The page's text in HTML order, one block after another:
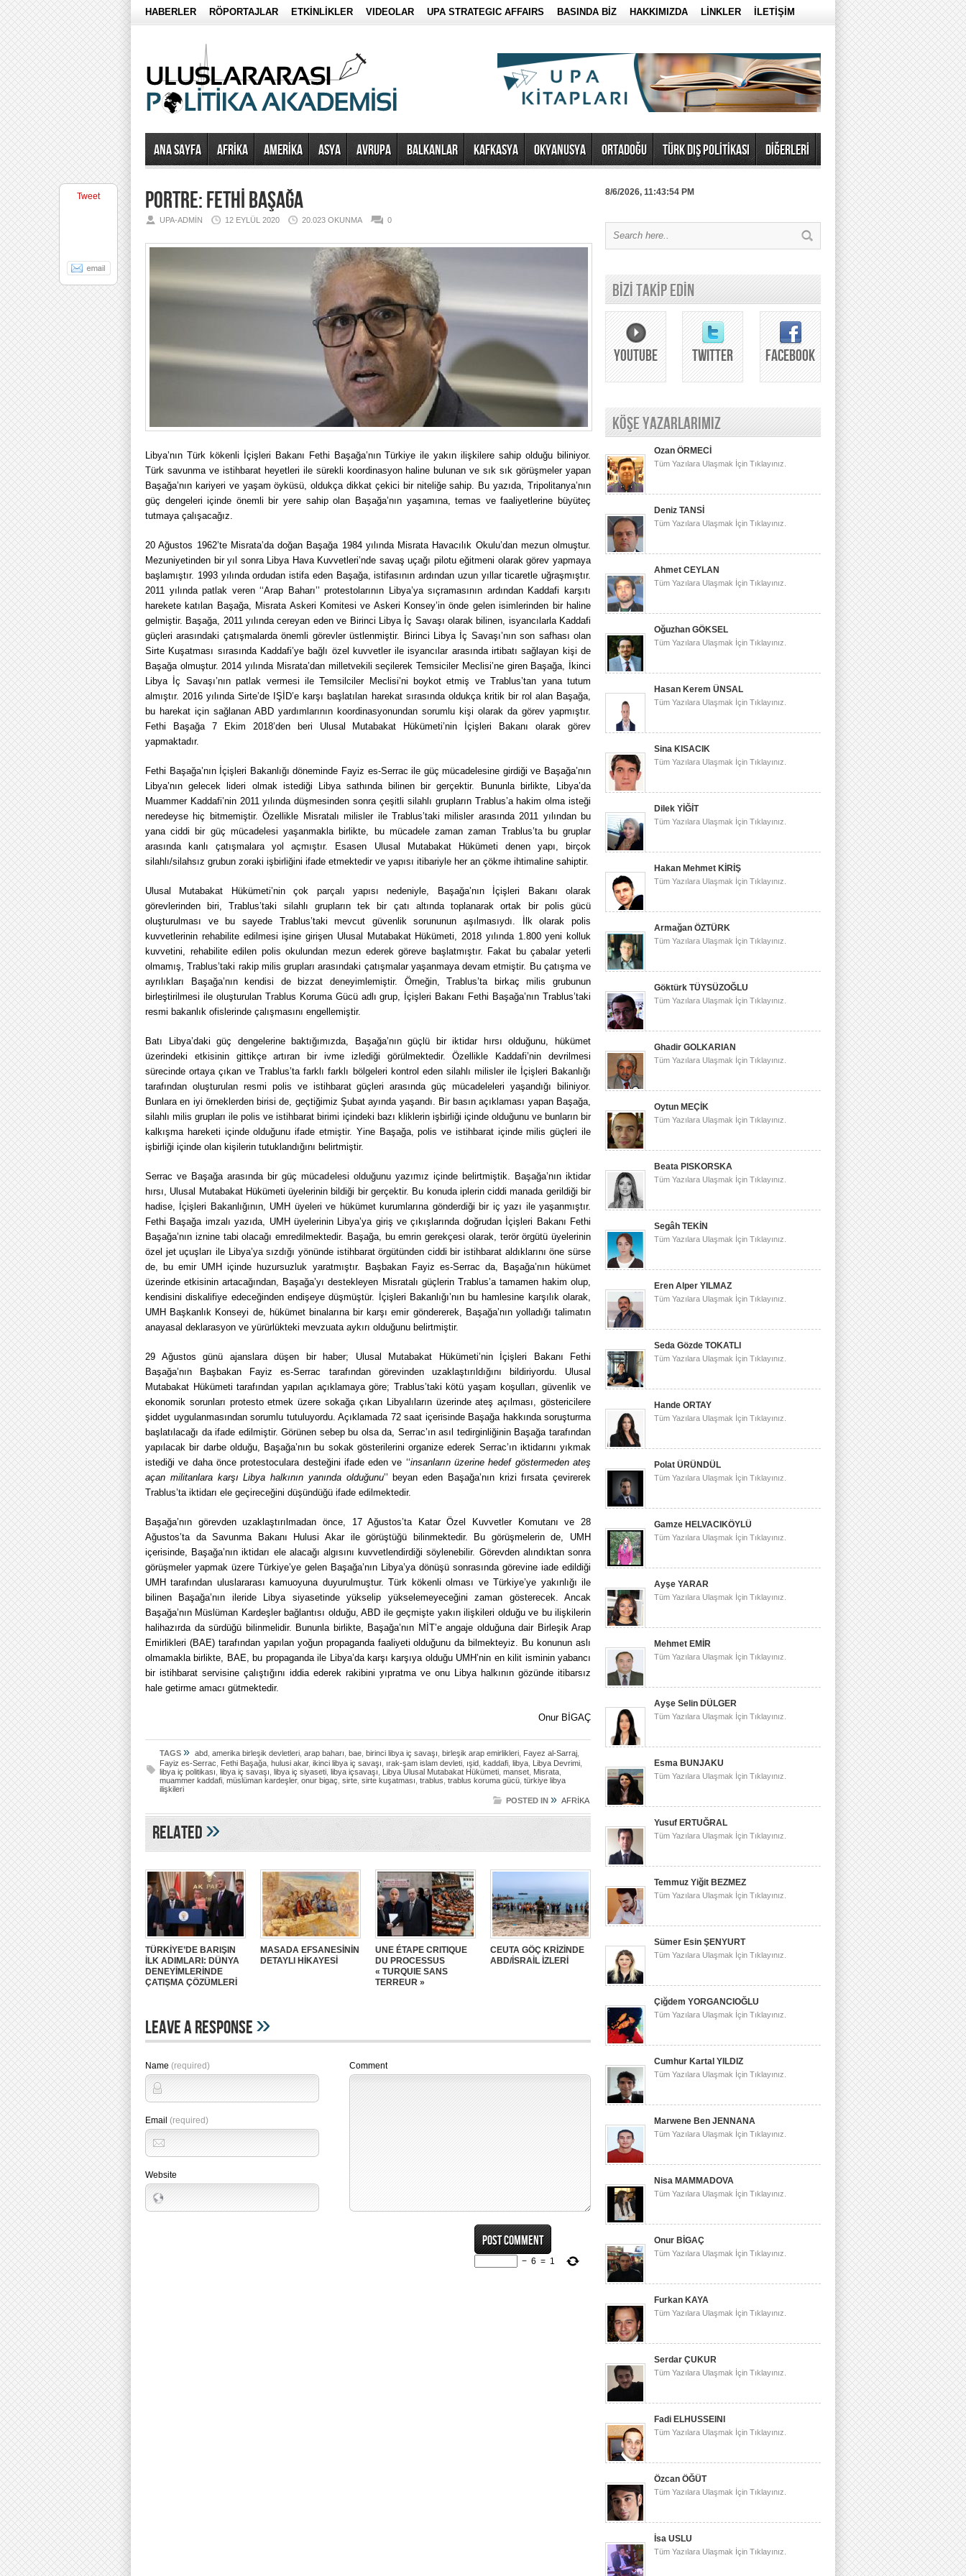
HABERLER RÖPORTAJLAR ETKİNLİKLER VIDEOLAR UPA STRATEGIC AFFAIRS BASINDA BİZ HAKKIMIZDA LİNKLER İLETİŞİM
Ana Sayfa AFRİKA AMERİKA ASYA AVRUPA BALKANLAR KAFKASYA OKYANUSYA ORTADOĞU TÜRK DIŞ POLİTİKASI DİĞERLERİ
PORTRE: FETHİ BAŞAĞA
UPA-ADMIN 12 EYLÜL 2020 20.023 OKUNMA 0
Libya’nın Türk kökenli İçişleri Bakanı Fethi Başağa’nın Türkiye ile yakın ilişkilere sahip olduğu biliniyor.
Türk savunma ve istihbarat heyetleri ile sürekli koordinasyon haline bulunan ve sık sık görüşmeler yapan
Başağa’nın kariyeri ve yaşam öyküsü, oldukça dikkat çekici bir niteliğe sahip. Bu yazıda, Tripolitanya’nın
güç dengeleri içinde önemli bir yere sahip olan Başağa’nın yaşamına, temas ve faaliyetlerine büyüteç
tutmaya çalışacağız.
20 Ağustos 1962’te Misrata’da doğan Başağa 1984 yılında Misrata Havacılık Okulu’dan mezun olmuştur.
Mezuniyetinden bir yıl sonra Libya Hava Kuvvetleri’nde savaş uçağı pilotu eğitmeni olarak görev yapmaya
başlamıştır. 1993 yılında ordudan istifa eden Başağa, istifasının ardından uzun yıllar ticaretle uğraşmıştır.
2011 yılında patlak veren ‘‘Arap Baharı’’ protestolarının Libya’ya sıçramasının ardından Kaddafi karşıtı
harekete katılan Başağa, Misrata Askeri Komitesi ve Askeri Konsey’in önde gelen isimlerinden bir haline
gelmiştir. Başağa, 2011 yılında cereyan eden ve Birinci Libya İç Savaşı olarak bilinen, isyancılarla Kaddafi
güçleri arasındaki çatışmalarda önemli görevler üstlenmiştir. Birinci Libya İç Savaşı’nın son safhası olan
Sirte Kuşatması sırasında Kaddafi’ye bağlı özel kuvvetler ile isyancılar arasında irtibatı sağlayan kişi de
Başağa olmuştur. 2014 yılında Misrata’dan milletvekili seçilerek Temsiciler Meclisi’ne giren Başağa, İkinci
Libya İç Savaşı’nın patlak vermesi ile Temsilciler Meclisi’ni boykot etmiş ve Trablus’tan yana tutum
almıştır. 2016 yılında Sirte’de IŞİD’e karşı başlatılan harekat sırasında oldukça kritik bir rol alan Başağa,
bu harekat için sağlanan ABD yardımlarının koordinasyonundan sorumlu kişi olarak da görev yapmıştır.
Fethi Başağa 7 Ekim 2018’den beri Ulusal Mutabakat Hükümeti’nin İçişleri Bakanı olarak görev
yapmaktadır.
Fethi Başağa’nın İçişleri Bakanlığı döneminde Fayiz es-Serrac ile güç mücadelesine girdiği ve Başağa’nın
Libya’nın gelecek lideri olmak istediği Libya sathında bilinen bir gerçektir. Bununla birlikte, Libya’da
Muammer Kaddafi’nin 2011 yılında düşmesinden sonra çeşitli silahlı grupların Trablus’a hakim olma isteği
neredeyse hiç bitmemiştir. Özellikle Misratalı milisler ile Trablus’taki milisler arasında 2011 yılından bu
yana ciddi bir güç mücadelesi yaşanmakla birlikte, bu mücadele zaman zaman Trablus’ta bu gruplar
arasında kanlı çatışmalara yol açmıştır. Esasen Ulusal Mutabakat Hükümeti denen yapı, birçok
silahlı/silahsız grubun zoraki işbirliğini ifade etmektedir ve yapısı itibariyle her an çökme ihtimaline sahiptir.
Ulusal Mutabakat Hükümeti’nin çok parçalı yapısı nedeniyle, Başağa’nın İçişleri Bakanı olarak
görevlerinden biri, Trablus’taki silahlı grupların tek bir çatı altında toplanarak ortak bir polis gücü
oluşturulması ve bu sayede Trablus’taki mevcut güvenlik sorununun aşılmasıydı. İlk olarak polis
kuvvetlerinin rehabilite edilmesi işine girişen Ulusal Mutabakat Hükümeti, 2018 yılında 1.800 yeni kolluk
kuvvetini, rehabilite edilen polis okulundan mezun ederek göreve başlatmıştır. Fakat bu çabalar yeterli
olmamış, Trablus’taki rakip milis grupları arasındaki çatışmalar yaşanmaya devam etmiştir. Bu çatışma ve
ayrılıkları Başağa’nın kendisi de bizzat deneyimlemiştir. Örneğin, Trablus’ta birkaç milis grubunun
birleştirilmesi ile oluşturulan Trablus Koruma Gücü adlı grup, İçişleri Bakanı Fethi Başağa’nın Trablus’taki
resmi bakanlık ofislerinde çalışmasını engellemiştir.
Batı Libya’daki güç dengelerine baktığımızda, Başağa’nın güçlü bir iktidar hırsı olduğunu, hükümet
üzerindeki etkisinin gittikçe artıran bir ivme izlediği görülmektedir. Özellikle Kaddafi’nin devrilmesi
sürecinde ortaya çıkan ve Trablus’ta farklı farklı bölgeleri kontrol eden silahlı milisler ile İçişleri Bakanlığı
tarafından oluşturulan resmi polis ve istihbarat güçleri arasında güç mücadeleleri yaşandığı biliniyor.
Bunlara en iyi örneklerden birisi de, geçtiğimiz Şubat ayında yaşandı. Bir basın açıklaması yapan Başağa,
silahlı milis grupları ile polis ve istihbarat birimi içindeki bazı kliklerin işbirliği içinde olduğunu ve bunların bir
kalkışma hareketi içinde olduğunu ifade etmiştir. Yine Başağa, polis ve istihbarat içinde milis güçleri ile
işbirliği içinde olan kişilerin tutuklandığını belirtmiştir.
Serrac ve Başağa arasında bir güç mücadelesi olduğunu yazımız içinde belirtmiştik. Başağa’nın iktidar
hırsı, Ulusal Mutabakat Hükümeti üyelerinin bildiği bir gerçektir. Bu konuda iplerin ciddi manada gerildiği bir
hadise, İçişleri Bakanlığının, UMH üyeleri ve hükümet kurumlarına gönderdiği bir iç yazı ile yaşanmıştır.
Fethi Başağa imzalı yazıda, UMH üyelerinin Libya’ya giriş ve çıkışlarında doğrudan İçişleri Bakanı Fethi
Başağa’nın iznine tabi olacağı emredilmektedir. Başağa, bu emrin gerekçesi olarak, terör örgütü üyelerinin
özel jet uçuşları ile Libya’ya sızdığı yönünde istihbarat örgütünden ciddi bir istihbarat aldıklarını öne sürse
de, bu emir UMH içinde huzursuzluk yaratmıştır. Başbakan Fayiz es-Serrac da, Başağa’nın hükümet
üzerinde etkisinin artacağından, Başağa’yı destekleyen Misratalı güçlerin Trablus’a tamamen hakim olup,
kendisini diskalifiye edeceğinden endişeye düşmüştür. İçişleri Bakanlığı’nın bu hamlesine karşılık olarak,
UMH Başkanlık Konseyi de, hükümet binalarına bir karşı emir göndererek, Başağa’nın yolladığı talimatın
anayasal deklarasyon ve yürürlükteki mevzuata aykırı olduğunu belirtmiştir.
29 Ağustos günü ajanslara düşen bir haber; Ulusal Mutabakat Hükümeti’nin İçişleri Bakanı Fethi
Başağa’nın Başbakan Fayiz es-Serrac tarafından görevinden uzaklaştırıldığını bildiriyordu. Ulusal
Mutabakat Hükümeti tarafından yapılan açıklamaya göre; Trablus’taki kötü yaşam koşulları, güvenlik ve
ekonomik sorunları protesto etmek üzere sokağa çıkan Libyalıların üzerinde ateş açılması, göstericilere
şiddet uygulanmasından sorumlu tutuluyordu. Açıklamada 72 saat içerisinde Başağa hakkında soruşturma
başlatılacağı da ifade edilmiştir. Görünen sebep bu olsa da, Serrac’ın asıl tedirginliğinin Başağa tarafından
yapılacak bir darbe olduğu, Başağa’nın bu sokak gösterilerini organize ederek Serrac’ın iktidarını yıkmak
istediği ve daha önce protestoculara desteğini ifade eden ve ‘‘insanların üzerine hedef göstermeden ateş
açan militanlara karşı Libya halkının yanında olduğunu’’ beyan eden Başağa’nın krizi fırsata çevirerek
Trablus’ta iktidarı ele geçireceğini düşündüğü ifade edilmektedir.
Başağa’nın görevden uzaklaştırılmadan önce, 17 Ağustos’ta Katar Özel Kuvvetler Komutanı ve 28
Ağustos’ta da Savunma Bakanı Hulusi Akar ile görüştüğü bilinmektedir. Bu görüşmelerin de, UMH
içerisinde, Başağa’nın iktidarı ele alacağı algısını kuvvetlendirdiği söylenebilir. Görevden alındıktan sonra
görüşmeler yapmak üzere Türkiye’ye gelen Başağa’nın Libya’ya dönüşü sonrasında görevine iade edildiği
UMH tarafından uluslararası kamuoyuna duyurulmuştur. Türk kökenli olması ve Türkiye’ye yakınlığı ile
bilinen Başağa’nın ileride Libya siyasetinde yükselip yükselemeyeceğini zaman gösterecek. Ancak
Başağa’nın Müslüman Kardeşler bağlantısı olduğu, ABD ile geçmişte yakın ilişkileri olduğu ve bu ilişkilerin
halihazırda da sürdüğü bilinmelidir. Bununla birlikte, Başağa’nın MİT’e angaje olduğuna dair Birleşik Arap
Emirlikleri (BAE) tarafından yapılan yoğun propaganda faaliyeti olduğunu da bilmekteyiz. Bu konunun aslı
olmamakla birlikte, BAE, bu propaganda ile Libya’da karşı karşıya olduğu UMH’nin en kilit isminin yabancı
bir istihbarat servisine çalıştığını iddia ederek rakibini yıpratma ve onu Libya halkının gözünde itibarsız
hale getirme amacı gütmektedir.
Onur BİGAÇ
Tweet
TAGS » abd amerika birleşik devletleri arap baharı bae birinci libya iç savaşı birleşik arap emirlikleri Fayez al-Sarraj
Fayiz es-Serrac
Fethi Başağa hulusi akar, ikinci libya iç savaşı ırak-şam islam devleti ışid kaddafi libya Libya Devrimi
libya iç politikası libya iç savaşı libya iç siyaseti libya içsavaşı Libya Ulusal Mutabakat Hükümeti manset Misrata
muammer kaddafi müslüman kardeşler, onur bigaç sirte sirte kuşatması trablus trablus koruma gücü türkiye libya
ilişkileri
POSTED IN » AFRİKA
Related»
TÜRKİYE’DE BARIŞIN
İLK ADIMLARI: DÜNYA
DENEYİMLERİNDE
ÇATIŞMA ÇÖZÜMLERİ
MASADA EFSANESİNİN
DETAYLI HİKAYESİ
UNE ÉTAPE CRITIQUE
DU PROCESSUS
« TURQUIE SANS
TERREUR »
CEUTA GÖÇ KRİZİNDE
ABD/İSRAİL İZLERİ
Leave A Response»
Name (required)
Email (required)
Website
Comment
− 6 = 1
8/6/2026, 11:43:54 PM
BİZİ TAKİP EDİN
YOUTUBE TWITTER FACEBOOK
KÖŞE YAZARLARIMIZ
Ozan ÖRMECİ
Tüm Yazılara Ulaşmak İçin Tıklayınız.
Deniz TANSİ
Tüm Yazılara Ulaşmak İçin Tıklayınız.
Ahmet CEYLAN
Tüm Yazılara Ulaşmak İçin Tıklayınız.
Oğuzhan GÖKSEL
Tüm Yazılara Ulaşmak İçin Tıklayınız.
Hasan Kerem ÜNSAL
Tüm Yazılara Ulaşmak İçin Tıklayınız.
Sina KISACIK
Tüm Yazılara Ulaşmak İçin Tıklayınız.
Dilek YİĞİT
Tüm Yazılara Ulaşmak İçin Tıklayınız.
Hakan Mehmet KİRİŞ
Tüm Yazılara Ulaşmak İçin Tıklayınız.
Armağan ÖZTÜRK
Tüm Yazılara Ulaşmak İçin Tıklayınız.
Göktürk TÜYSÜZOĞLU
Tüm Yazılara Ulaşmak İçin Tıklayınız.
Ghadir GOLKARIAN
Tüm Yazılara Ulaşmak İçin Tıklayınız.
Oytun MEÇİK
Tüm Yazılara Ulaşmak İçin Tıklayınız.
Beata PISKORSKA
Tüm Yazılara Ulaşmak İçin Tıklayınız.
Segâh TEKİN
Tüm Yazılara Ulaşmak İçin Tıklayınız.
Eren Alper YILMAZ
Tüm Yazılara Ulaşmak İçin Tıklayınız.
Seda Gözde TOKATLI
Tüm Yazılara Ulaşmak İçin Tıklayınız.
Hande ORTAY
Tüm Yazılara Ulaşmak İçin Tıklayınız.
Polat ÜRÜNDÜL
Tüm Yazılara Ulaşmak İçin Tıklayınız.
Gamze HELVACIKÖYLÜ
Tüm Yazılara Ulaşmak İçin Tıklayınız.
Ayşe YARAR
Tüm Yazılara Ulaşmak İçin Tıklayınız.
Mehmet EMİR
Tüm Yazılara Ulaşmak İçin Tıklayınız.
Ayşe Selin DÜLGER
Tüm Yazılara Ulaşmak İçin Tıklayınız.
Esma BUNJAKU
Tüm Yazılara Ulaşmak İçin Tıklayınız.
Yusuf ERTUĞRAL
Tüm Yazılara Ulaşmak İçin Tıklayınız.
Temmuz Yiğit BEZMEZ
Tüm Yazılara Ulaşmak İçin Tıklayınız.
Sümer Esin ŞENYURT
Tüm Yazılara Ulaşmak İçin Tıklayınız.
Çiğdem YORGANCIOĞLU
Tüm Yazılara Ulaşmak İçin Tıklayınız.
Cumhur Kartal YILDIZ
Tüm Yazılara Ulaşmak İçin Tıklayınız.
Marwene Ben JENNANA
Tüm Yazılara Ulaşmak İçin Tıklayınız.
Nisa MAMMADOVA
Tüm Yazılara Ulaşmak İçin Tıklayınız.
Onur BİGAÇ
Tüm Yazılara Ulaşmak İçin Tıklayınız.
Furkan KAYA
Tüm Yazılara Ulaşmak İçin Tıklayınız.
Serdar ÇUKUR
Tüm Yazılara Ulaşmak İçin Tıklayınız.
Fadi ELHUSSEINI
Tüm Yazılara Ulaşmak İçin Tıklayınız.
Özcan ÖĞÜT
Tüm Yazılara Ulaşmak İçin Tıklayınız.
İsa USLU
Tüm Yazılara Ulaşmak İçin Tıklayınız.